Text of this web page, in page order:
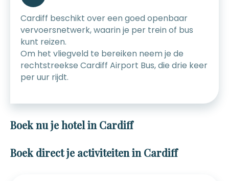
Cardiff beschikt over een goed openbaar
vervoersnetwerk, waarin je per trein of bus
kunt reizen.
Om het vliegveld te bereiken neem je de
rechtstreekse Cardiff Airport Bus, die drie keer
per uur rijdt.
Boek nu je hotel in Cardiff
Boek direct je activiteiten in Cardiff